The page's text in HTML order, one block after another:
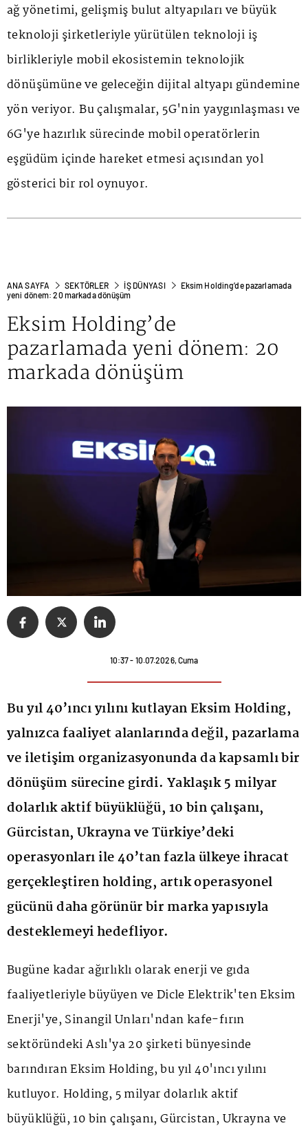
ağ yönetimi, gelişmiş bulut altyapıları ve büyük
teknoloji şirketleriyle yürütülen teknoloji iş
birlikleriyle mobil ekosistemin teknolojik
dönüşümüne ve geleceğin dijital altyapı gündemine
yön veriyor. Bu çalışmalar, 5G'nin yaygınlaşması ve
6G'ye hazırlık sürecinde mobil operatörlerin
eşgüdüm içinde hareket etmesi açısından yol
gösterici bir rol oynuyor.
ANA SAYFA SEKTÖRLER İŞ DÜNYASI
Eksim Holding’de pazarlamada
yeni dönem: 20 markada dönüşüm
Eksim Holding’de
pazarlamada yeni dönem: 20
markada dönüşüm
10:37 - 10.07.2026, Cuma
Bu yıl 40’ıncı yılını kutlayan Eksim Holding,
yalnızca faaliyet alanlarında değil, pazarlama
ve iletişim organizasyonunda da kapsamlı bir
dönüşüm sürecine girdi. Yaklaşık 5 milyar
dolarlık aktif büyüklüğü, 10 bin çalışanı,
Gürcistan, Ukrayna ve Türkiye’deki
operasyonları ile 40’tan fazla ülkeye ihracat
gerçekleştiren holding, artık operasyonel
gücünü daha görünür bir marka yapısıyla
desteklemeyi hedefliyor.
Bugüne kadar ağırlıklı olarak enerji ve gıda
faaliyetleriyle büyüyen ve Dicle Elektrik'ten Eksim
Enerji'ye, Sinangil Unları'ndan kafe-fırın
sektöründeki Aslı'ya 20 şirketi bünyesinde
barındıran Eksim Holding, bu yıl 40'ıncı yılını
kutluyor. Holding, 5 milyar dolarlık aktif
büyüklüğü, 10 bin çalışanı, Gürcistan, Ukrayna ve